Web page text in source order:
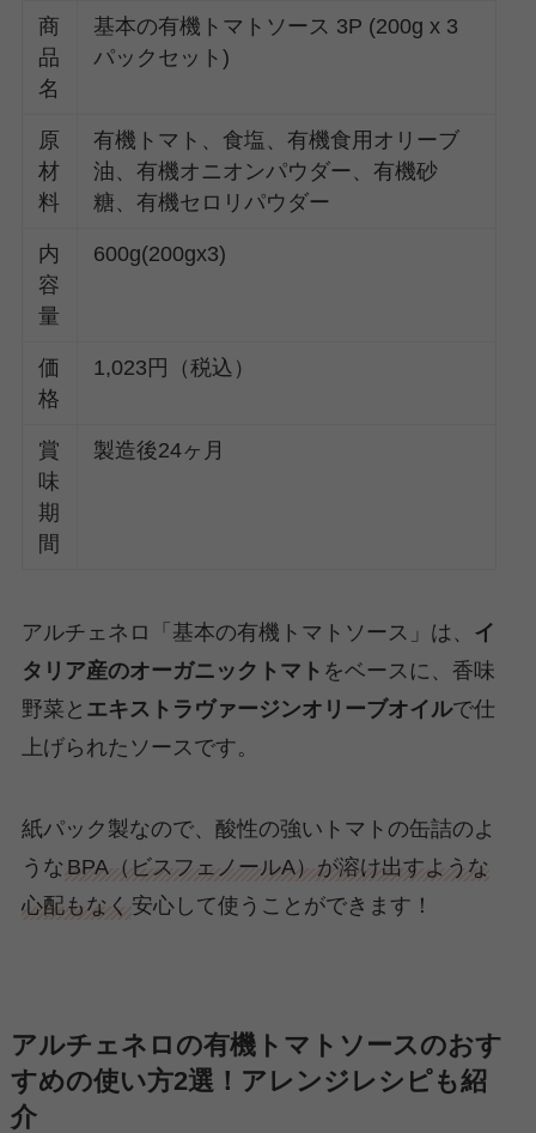
商
品
名
基本の有機トマトソース 3P (200g x 3
パックセット)
原
材
料
有機トマト、食塩、有機食用オリーブ
油、有機オニオンパウダー、有機砂
糖、有機セロリパウダー
内
容
量
600g(200gx3)
価
格
1,023円（税込）
賞
味
期
間
製造後24ヶ月
アルチェネロ「基本の有機トマトソース」は、 イ
タリア産のオーガニックトマト をベースに、香味
野菜と エキストラヴァージンオリーブオイルで仕
上げられたソースです。
紙パック製なので、酸性の強いトマトの缶詰のよ
うな BPA（ビスフェノールA）が溶け出すような
心配もなく 安心して使うことができます！
アルチェネロの有機トマトソースのおす
すめの使い方2選！アレンジレシピも紹
介